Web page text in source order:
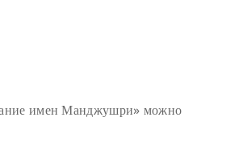
имен Манджушри» можно